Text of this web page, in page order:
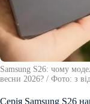
Samsung S26: чому
весни 2026? / Фото: з
Серія Samsung S26